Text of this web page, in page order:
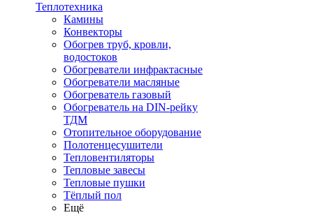
Теплотехника
Камины
Конвекторы
Обогрев труб, кровли,
водостоков
Обогреватели инфрактасные
Обогреватели масляные
Обогреватель газовый
Обогреватель на DIN-рейку
ТДМ
Отопительное оборудование
Полотенцесушители
Тепловентиляторы
Тепловые завесы
Тепловые пушки
Тёплый пол
Ещё